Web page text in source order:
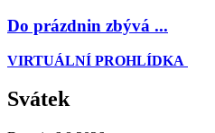
Do prázdnin zbývá ...
VIRTUÁLNÍ PROHLÍDKA
Svátek